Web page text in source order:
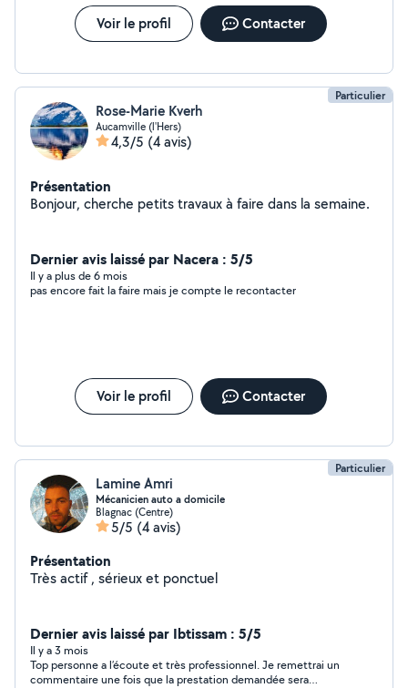
Voir le profil Contacter
Particulier
Rose-Marie Kverh
Aucamville (l'Hers)
4,3/5 (4 avis)
Présentation
Bonjour, cherche petits travaux à faire dans la semaine.
Dernier avis laissé par Nacera : 5/5
Il y a plus de 6 mois
pas encore fait la faire mais je compte le recontacter
Voir le profil Contacter
Particulier
Lamine Amri
Mécanicien auto a domicile
Blagnac (Centre)
5/5 (4 avis)
Présentation
Très actif , sérieux et ponctuel
Dernier avis laissé par Ibtissam : 5/5
Il y a 3 mois
Top personne a l’écoute et très professionnel. Je remettrai un
commentaire une fois que la prestation demandée sera